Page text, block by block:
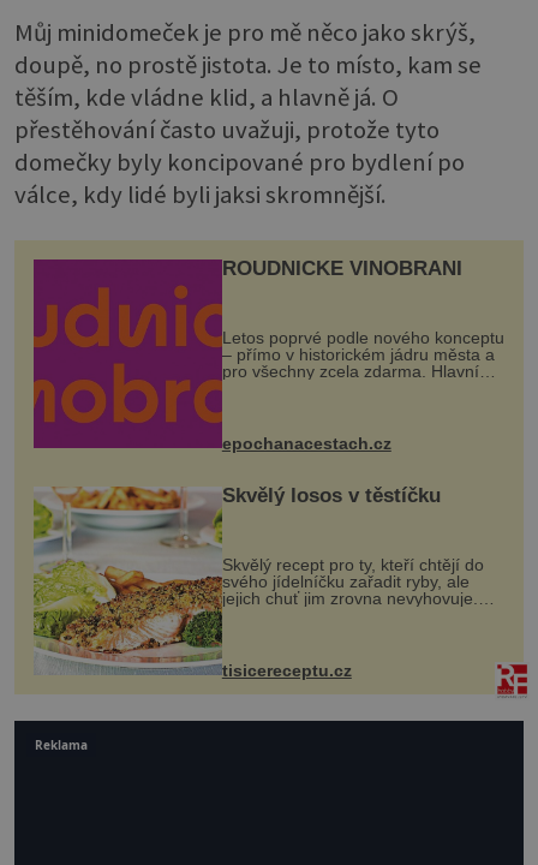
Můj minidomeček je pro mě něco jako skrýš,
doupě, no prostě jistota. Je to místo, kam se
těším, kde vládne klid, a hlavně já. O
přestěhování často uvažuji, protože tyto
domečky byly koncipované pro bydlení po
válce, kdy lidé byli jaksi skromnější.
ROUDNICKÉ VINOBRANÍ
Letos poprvé podle nového konceptu
– přímo v historickém jádru města a
pro všechny zcela zdarma. Hlavní
program se odehraje na Karlově a
mohou těšit na víno, burčák, pes...
epochanacestach.cz
Skvělý losos v těstíčku
Skvělý recept pro ty, kteří chtějí do
svého jídelníčku zařadit ryby, ale
jejich chuť jim zrovna nevyhovuje.
Losos je samozřejmě taky ryba, ale v
tomto případě si na to nikdo ani
nevzpomene. Ingredienc...
tisicereceptu.cz
Reklama